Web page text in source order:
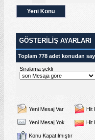
Yeni Konu
GÖSTERILIŞ AYARLARI
Toplam 778 adet konudan
Sıralama şekli
Yeni Mesaj Var Hit
Yeni Mesaj Yok Hit
Konu Kapatılmıştır